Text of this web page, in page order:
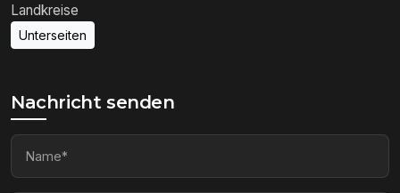
Landkreise
Unterseiten
Nachricht senden